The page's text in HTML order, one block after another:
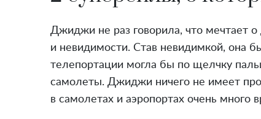
Джиджи не раз говорила, что мечтает
и невидимости. Став невидимкой, она
телепортации могла бы по щелчку
самолеты. Джиджи ничего не имеет
в самолетах и аэропортах очень много